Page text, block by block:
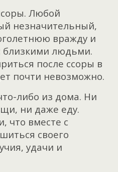
Любой
незначительный,
вражду и
близкими людьми.
после ссоры в
почти невозможно.
либо из дома. Ни
ни даже еду.
что вместе с
своего
удачи и